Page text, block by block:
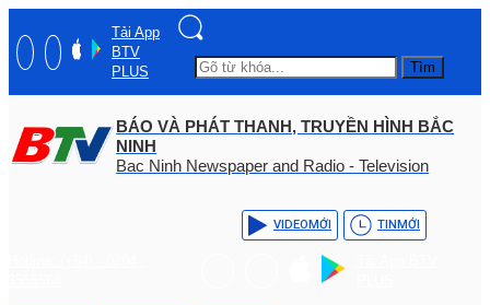
Tải App
BTV
PLUS
Tìm
BÁO VÀ PHÁT THANH, TRUYỀN HÌNH BẮC
NINH
Bac Ninh Newspaper and Radio - Television
VIDEOMỚI TINMỚI